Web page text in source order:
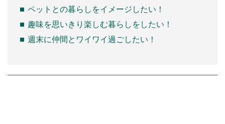
ペットとの暮らしをイメージしたい！
趣味を思いきり楽しむ暮らしをしたい！
週末に仲間とワイワイ過ごしたい！